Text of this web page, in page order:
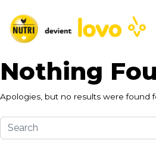
Nothing
Apologies, but no results were found